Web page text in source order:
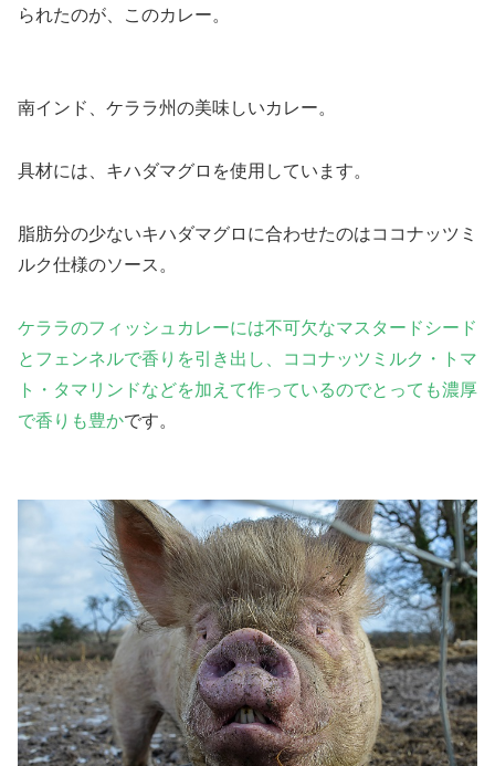
られたのが、このカレー。
南インド、ケララ州の美味しいカレー。
具材には、キハダマグロを使用 しています。
脂肪分の少ないキハダマグロに合わせたのはココナッツミ
ルク仕様のソース。
ケララのフィッシュカレーには不可欠なマスタードシード
とフェンネルで香りを引き出し、ココナッツミルク・トマ
ト・タマリンドなどを加えて作っているのでとっても濃厚
で香りも豊かです。